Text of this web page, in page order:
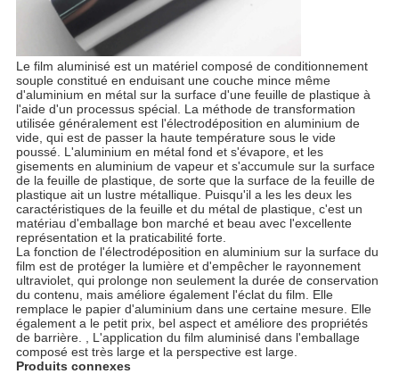
Le film aluminisé est un matériel composé de conditionnement
souple constitué en enduisant une couche mince même
d'aluminium en métal sur la surface d'une feuille de plastique à
l'aide d'un processus spécial. La méthode de transformation
utilisée généralement est l'électrodéposition en aluminium de
vide, qui est de passer la haute température sous le vide
poussé. L'aluminium en métal fond et s'évapore, et les
gisements en aluminium de vapeur et s'accumule sur la surface
de la feuille de plastique, de sorte que la surface de la feuille de
plastique ait un lustre métallique. Puisqu'il a les les deux les
caractéristiques de la feuille et du métal de plastique, c'est un
matériau d'emballage bon marché et beau avec l'excellente
représentation et la praticabilité forte.
La fonction de l'électrodéposition en aluminium sur la surface du
film est de protéger la lumière et d'empêcher le rayonnement
ultraviolet, qui prolonge non seulement la durée de conservation
du contenu, mais améliore également l'éclat du film. Elle
remplace le papier d'aluminium dans une certaine mesure. Elle
également a le petit prix, bel aspect et améliore des propriétés
de barrière. , L'application du film aluminisé dans l'emballage
composé est très large et la perspective est large.
Produits connexes